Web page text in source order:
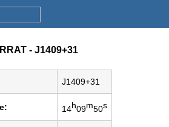
- J1409+31
J1409+31
14h09m50s